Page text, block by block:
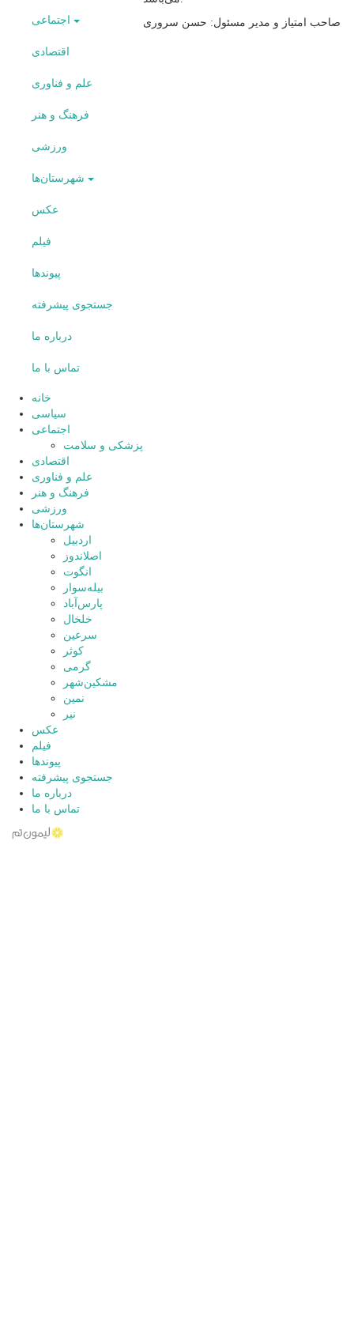
اقتصادی
علم و فناوری
فرهنگ و هنر
ورزشی
عکس
فیلم
پیوندها
جستجوی پیشرفته
درباره ما
تماس با ما
خانه
سیاسی
اجتماعی
پزشکی و سلامت
اقتصادی
علم و فناوری
فرهنگ و هنر
ورزشی
شهرستان‌ها
اردبیل
اصلاندوز
انگوت
بیله‌سوار
پارس‌آباد
خلخال
سرعین
کوثر
گرمی
مشکین‌شهر
نمین
نیر
عکس
فیلم
پیوندها
جستجوی پیشرفته
درباره ما
تماس با ما
صاحب امتیاز و مدیر مسئول: حسن سروری